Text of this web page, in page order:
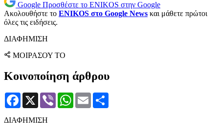
Google Προσθέστε το ENIKOS στην Google
Ακολουθήστε το ENIKOS στο Google News και μάθετε πρώτοι
όλες τις ειδήσεις.
ΔΙΑΦΗΜΙΣΗ
ΜΟΙΡΑΣΟΥ ΤΟ
Κοινοποίηση άρθρου
Facebook
X Viber WhatsApp
Email
ΔΙΑΦΗΜΙΣΗ